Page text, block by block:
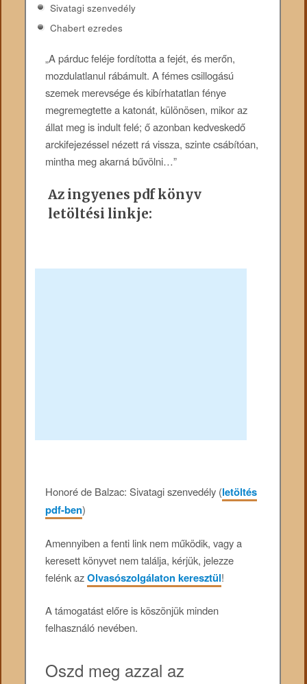
Sivatagi szenvedély
Chabert ezredes
„A párduc feléje fordította a fejét, és merőn,
mozdulatlanul rábámult. A fémes csillogású
szemek merevsége és kibírhatatlan fénye
megremegtette a katonát, különösen, mikor az
állat meg is indult felé; ő azonban kedveskedő
arckifejezéssel nézett rá vissza, szinte csábítóan,
mintha meg akarná bűvölni…”
Az ingyenes pdf könyv
letöltési linkje:
Honoré de Balzac: Sivatagi szenvedély (letöltés
pdf-ben)
Amennyiben a fenti link nem működik, vagy a
keresett könyvet nem találja, kérjük, jelezze
felénk azOlvasószolgálaton keresztül!
A támogatást előre is köszönjük minden
felhasználó nevében.
Oszd meg azzal az